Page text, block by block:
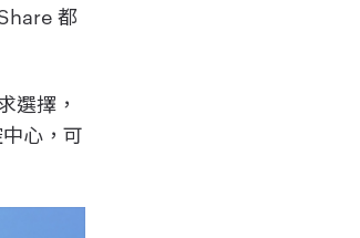
都
選擇，
心，可